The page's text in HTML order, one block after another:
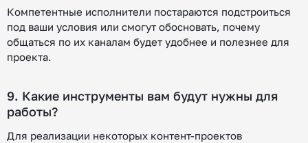
Компетентные исполнители постараются подстроиться
под ваши условия или смогут обосновать, почему
общаться по их каналам будет удобнее и полезнее для
проекта.
9. Какие инструменты вам будут нужны для
работы?
Для реализации некоторых контент-проектов